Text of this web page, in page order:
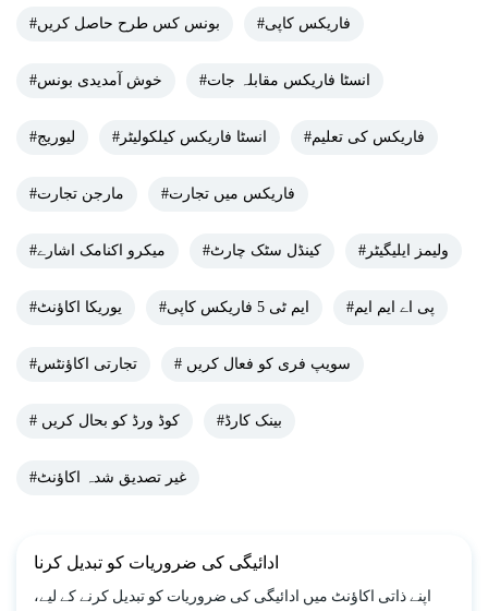
#بونس کس طرح حاصل کریں #فاریکس کاپی
#خوش آمدیدی بونس #انسٹا فاریکس مقابلہ جات
#لیوریج #انسٹا فاریکس کیلکولیٹر #فاریکس کی تعلیم
#مارجن تجارت #فاریکس میں تجارت
#میکرو اکنامک اشارے #کینڈل سٹک چارٹ #ولیمز ایلیگیٹر
#یوریکا اکاؤنٹ #ایم ٹی 5 فاریکس کاپی #پی اے ایم ایم
#تجارتی اکاؤنٹس # سویپ فری کو فعال کریں
# کوڈ ورڈ کو بحال کریں #بینک کارڈ
#غیر تصدیق شدہ اکاؤنٹ
ادائیگی کی ضروریات کو تبدیل کرنا
اپنے ذاتی اکاؤنٹ میں ادائیگی کی ضروریات کو تبدیل کرنے کے لیے،